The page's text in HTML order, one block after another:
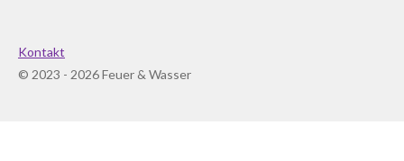
Kontakt
© 2023 - 2026 Feuer & Wasser